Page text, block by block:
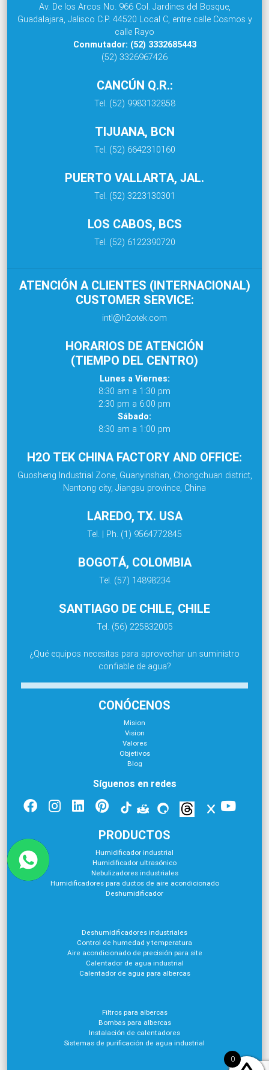
Av. De los Arcos No. 966 Col. Jardines del Bosque,
Guadalajara, Jalisco C.P. 44520 Local C, entre calle Cosmos y
calle Rayo
Conmutador: (52) 3332685443
(52) 3326967426
CANCÚN Q.R.:
Tel. (52) 9983132858
TIJUANA, BCN
Tel. (52) 6642310160
PUERTO VALLARTA, JAL.
Tel. (52) 3223130301
LOS CABOS, BCS
Tel. (52) 6122390720
ATENCIÓN A CLIENTES (INTERNACIONAL)
CUSTOMER SERVICE:
intl@h2otek.com
HORARIOS DE ATENCIÓN
(TIEMPO DEL CENTRO)
Lunes a Viernes:
8:30 am a 1:30 pm
2:30 pm a 6:00 pm
Sábado:
8:30 am a 1:00 pm
H2O TEK CHINA FACTORY AND OFFICE:
Guosheng Industrial Zone, Guanyinshan, Chongchuan district,
Nantong city, Jiangsu province, China
LAREDO, TX. USA
Tel. | Ph. (1) 9564772845
BOGOTÁ, COLOMBIA
Tel. (57) 14898234
SANTIAGO DE CHILE, CHILE
Tel. (56) 225832005
¿Qué equipos necesitas para aprovechar un suministro
confiable de agua?
CONÓCENOS
Mision
Vision
Valores
Objetivos
Blog
Síguenos en redes
PRODUCTOS
Humidificador industrial
Humidificador ultrasónico
Nebulizadores industriales
Humidificadores para ductos de aire acondicionado
Deshumidificador
Deshumidificadores industriales
Control de humedad y temperatura
Aire acondicionado de precisión para site
Calentador de agua industrial
Calentador de agua para albercas
Filtros para albercas
Bombas para albercas
Instalación de calentadores
Sistemas de purificación de agua industrial
0